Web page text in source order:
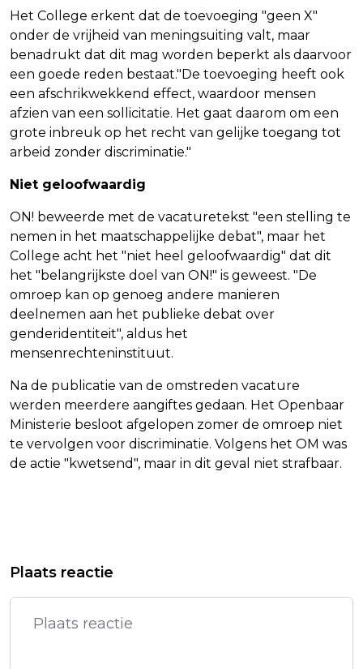
Het College erkent dat de toevoeging "geen X"
onder de vrijheid van meningsuiting valt, maar
benadrukt dat dit mag worden beperkt als daarvoor
een goede reden bestaat."De toevoeging heeft ook
een afschrikwekkend effect, waardoor mensen
afzien van een sollicitatie. Het gaat daarom om een
grote inbreuk op het recht van gelijke toegang tot
arbeid zonder discriminatie."
Niet geloofwaardig
ON! beweerde met de vacaturetekst "een stelling te
nemen in het maatschappelijke debat", maar het
College acht het "niet heel geloofwaardig" dat dit
het "belangrijkste doel van ON!" is geweest. "De
omroep kan op genoeg andere manieren
deelnemen aan het publieke debat over
genderidentiteit", aldus het
mensenrechteninstituut.
Na de publicatie van de omstreden vacature
werden meerdere aangiftes gedaan. Het Openbaar
Ministerie besloot afgelopen zomer de omroep niet
te vervolgen voor discriminatie. Volgens het OM was
de actie "kwetsend", maar in dit geval niet strafbaar.
AMBASSADEPERSONEEL BINNENKORT
VEEL DODEN BIJ HOTELBRAND IN NEW
DELHI
Plaats reactie